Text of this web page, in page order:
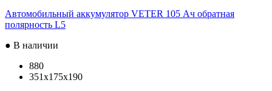
Автомобильный аккумулятор VETER 105 Ач обратная
полярность L5
● В наличии
880
351x175x190